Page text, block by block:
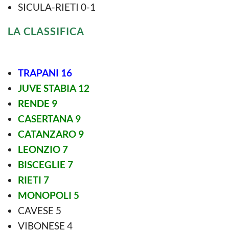
SICULA-RIETI 0-1
LA CLASSIFICA
TRAPANI 16
JUVE STABIA 12
RENDE 9
CASERTANA 9
CATANZARO 9
LEONZIO 7
BISCEGLIE 7
RIETI 7
MONOPOLI 5
CAVESE 5
VIBONESE 4